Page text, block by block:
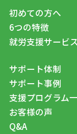
初めての方へ
6つの特徴
就労支援サービ
サポート体制
サポート事例
支援プログラム
お客様の声
Q&A